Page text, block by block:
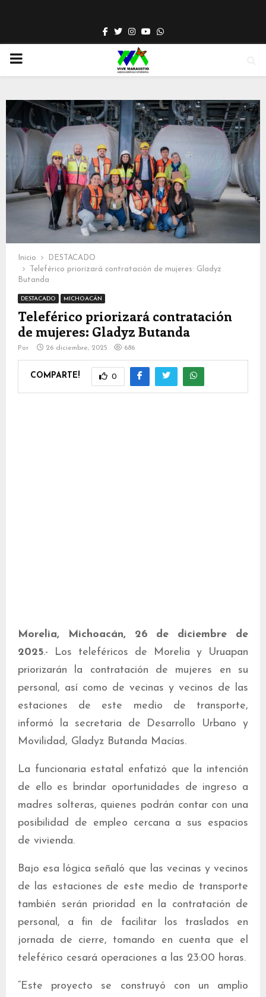
Facebook
TwitterInstagram
YoutubeWhatsapp
PRIMARY
Inicio
DESTACADO
Teleférico priorizará contratación de mujeres: Gladyz
Butanda
DESTACADO MICHOACÁN
Teleférico priorizará contratación
de mujeres: Gladyz Butanda
Por 26 diciembre, 2025 686
COMPARTE! 0
Morelia, Michoacán, 26 de diciembre de
2025.- Los teleféricos de Morelia y Uruapan
priorizarán la contratación de mujeres en su
personal, así como de vecinas y vecinos de las
estaciones de este medio de transporte,
informó la secretaria de Desarrollo Urbano y
Movilidad, Gladyz Butanda Macías.
La funcionaria estatal enfatizó que la intención
de ello es brindar oportunidades de ingreso a
madres solteras, quienes podrán contar con una
posibilidad de empleo cercana a sus espacios
de vivienda.
Bajo esa lógica señaló que las vecinas y vecinos
de las estaciones de este medio de transporte
también serán prioridad en la contratación de
personal, a fin de facilitar los traslados en
jornada de cierre, tomando en cuenta que el
teleférico cesará operaciones a las 23:00 horas.
“Este proyecto se construyó con un amplio